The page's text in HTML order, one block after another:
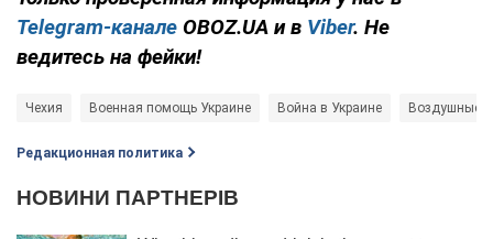
Telegram-канале OBOZ.UA и в Viber. Не
ведитесь на фейки!
Чехия Военная помощь Украине Война в Украине Воздушные
Редакционная политика